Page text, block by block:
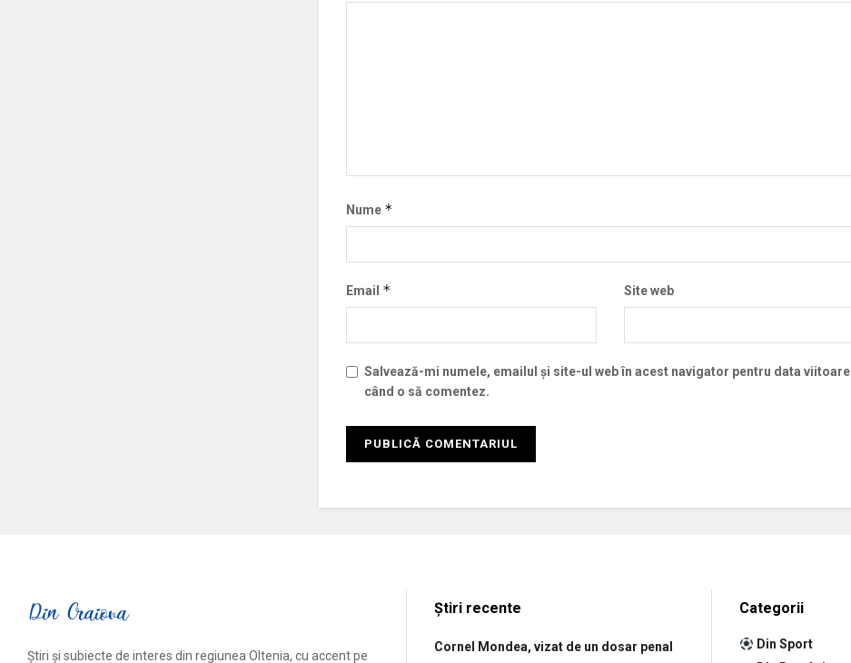
Nume *
Email * Site web
Salvează-mi numele, emailul și site-ul web în acest navigator pentru data viitoare
când o să comentez.
Știri și subiecte de interes din regiunea Oltenia, cu accent pe
Știri recente
Cornel Mondea, vizat de un dosar penal
Categorii
Din Sport